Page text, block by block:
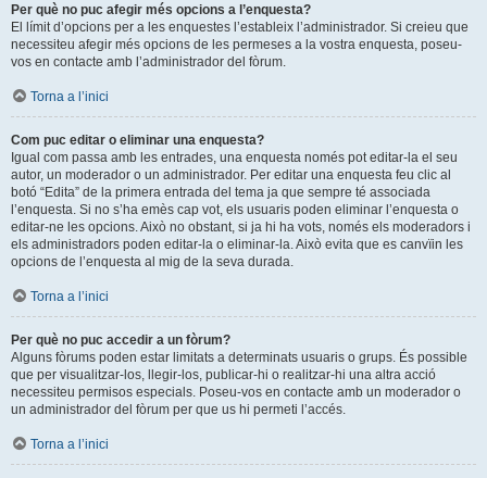
Per què no puc afegir més opcions a l’enquesta?
El límit d’opcions per a les enquestes l’estableix l’administrador. Si creieu que
necessiteu afegir més opcions de les permeses a la vostra enquesta, poseu-
vos en contacte amb l’administrador del fòrum.
Torna a l’inici
Com puc editar o eliminar una enquesta?
Igual com passa amb les entrades, una enquesta només pot editar-la el seu
autor, un moderador o un administrador. Per editar una enquesta feu clic al
botó “Edita” de la primera entrada del tema ja que sempre té associada
l’enquesta. Si no s’ha emès cap vot, els usuaris poden eliminar l’enquesta o
editar-ne les opcions. Això no obstant, si ja hi ha vots, només els moderadors i
els administradors poden editar-la o eliminar-la. Això evita que es canvïin les
opcions de l’enquesta al mig de la seva durada.
Torna a l’inici
Per què no puc accedir a un fòrum?
Alguns fòrums poden estar limitats a determinats usuaris o grups. És possible
que per visualitzar-los, llegir-los, publicar-hi o realitzar-hi una altra acció
necessiteu permisos especials. Poseu-vos en contacte amb un moderador o
un administrador del fòrum per que us hi permeti l’accés.
Torna a l’inici